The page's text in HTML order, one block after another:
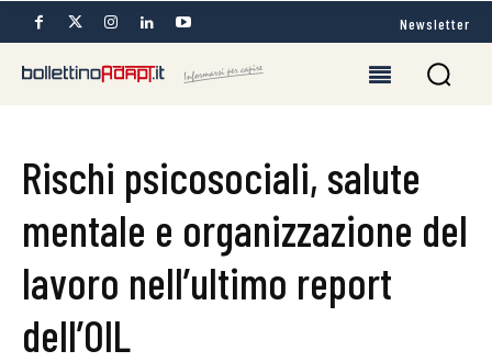
Newsletter
Rischi psicosociali, salute
mentale e organizzazione del
lavoro nell’ultimo report
dell’OIL